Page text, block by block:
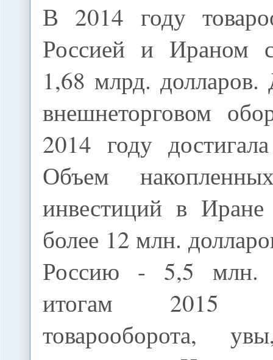
В 2014 году
Россией и Ираном
1,68 млрд.
внешнеторговом
2014 году
Объем
инвестиций в Иране
более 12 млн.
Россию - 5,5 млн.
итогам 2015
товарооборота,